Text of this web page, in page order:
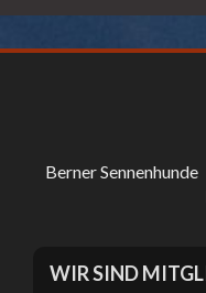
Berner Sennenhunde
WIR SIND